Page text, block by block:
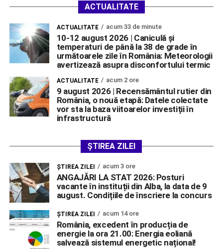
ACTUALITATE
ACTUALITATE acum 33 de minute
10-12 august 2026 | Caniculă și
temperaturi de până la 38 de grade în
următoarele zile în România: Meteorologii
avertizează asupra disconfortului termic
ACTUALITATE acum 2 ore
9 august 2026 | Recensământul rutier din
România, o nouă etapă: Datele colectate
vor sta la baza viitoarelor investiții în
infrastructură
ȘTIREA ZILEI
ŞTIREA ZILEI acum 3 ore
ANGAJĂRI LA STAT 2026: Posturi
vacante în instituții din Alba, la data de 9
august. Condițiile de înscriere la concurs
ŞTIREA ZILEI acum 14 ore
România, excedent în producția de
energie la ora 21.00: Energia eoliană
salvează sistemul energetic național!